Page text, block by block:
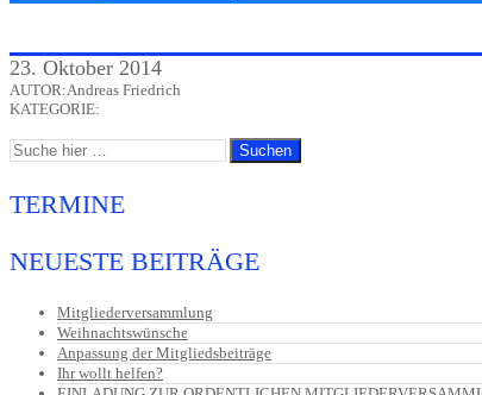
23. Oktober 2014
AUTOR:Andreas Friedrich
KATEGORIE:
TERMINE
NEUESTE BEITRÄGE
Mitgliederversammlung
Weihnachtswünsche
Anpassung der Mitgliedsbeiträge
Ihr wollt helfen?